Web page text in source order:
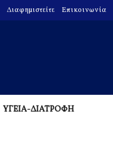
Διαφημιστείτε Επικοινωνία
ΥΓΕΙΑ-ΔΙΑΤΡΟΦΗ